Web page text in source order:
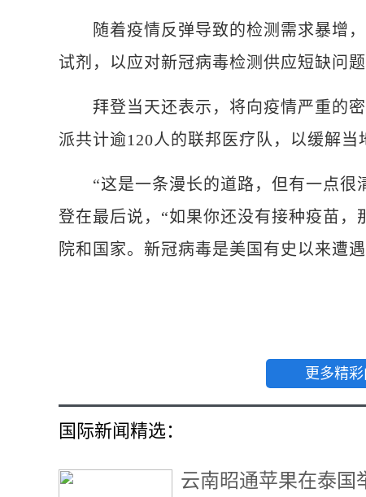
随着疫情反弹导致的检测需求暴增，
试剂，以应对新冠病毒检测供应短缺问题
拜登当天还表示，将向疫情严重的密
派共计逾120人的联邦医疗队，以缓解当
“这是一条漫长的道路，但有一点很
登在最后说，“如果你还没有接种疫苗
院和国家。新冠病毒是美国有史以来遭
更多精
国际新闻精选：
云南昭通苹果在泰国